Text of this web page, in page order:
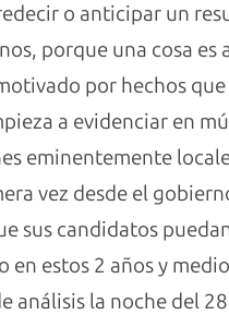
o anticipar un
porque una cosa es
por hechos
a evidenciar en
eminentemente
vez desde el
sus candidatos
en estos 2 años y
análisis la noche del